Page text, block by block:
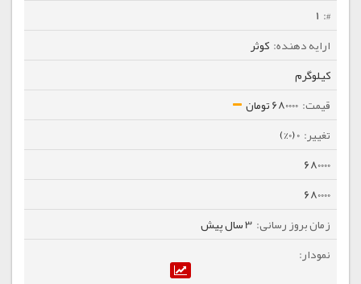
1
کوثر
کیلوگرم
680000 تومان
0 (0%)
680000
680000
3 سال پیش